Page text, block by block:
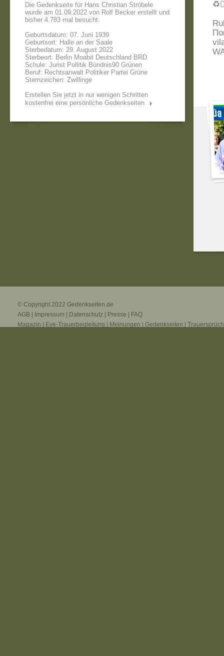
Die Gedenkseite für Hans Christian Ströbele
wurde am 01.09.2022 von Rolf Becker erstellt und
bisher 4.783 mal besucht.
Geburtsdatum: 07. Juni 1939
Geburtsort: Halle an der Saale
Sterbedatum: 29. August 2022
Sterbeort: Berlin Moabit Deutschland BRD
Schule: Jurist Pollitik Bündnis90 Grünen
Beruf: Rechtsanwalt Politiker Partei Grüne
Sternzeichen: Zwillinge
Erstellen Sie jetzt in nur wenigen Schritten
kostenfrei eine persönliche Gedenkseiten
© Copyright 2022 Gedenkseiten.de
AGB
Impressum Datenschutz Presse
FAQ
Magazin
Eve-Trauerbegleitung Meinungen Gedenkseiten